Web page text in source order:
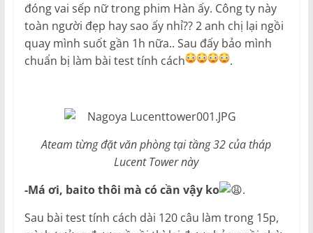
đóng vai sếp nữ trong phim Hàn ấy. Công ty này
toàn người đẹp hay sao ấy nhỉ?? 2 anh chị lại ngồi
quay mình suốt gần 1h nữa.. Sau đấy bảo mình
chuẩn bị làm bài test tính cách
.
Ateam từng đặt văn phòng tại tầng 32 của tháp
Lucent Tower này
-Má ơi, baito thôi mà có cần vậy ko
.
Sau bài test tính cách dài 120 câu làm trong 15p,